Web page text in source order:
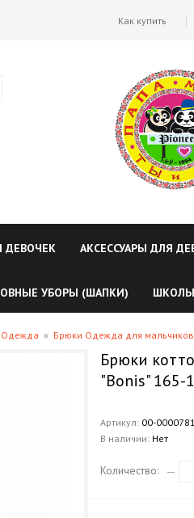
Как купить
ДЕВОЧЕК АКСЕССУАРЫ ДЛЯ
УБОРЫ (ШАПКИ)
Одежда » Брюки Одежда для мальчиков
Брюки
"Bonis" 165-
Артикул: 00-
В наличии: Нет
Количество: